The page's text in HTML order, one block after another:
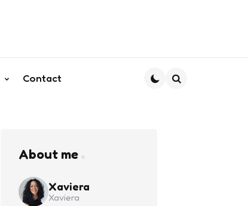
Contact
About me
Xaviera
Xaviera